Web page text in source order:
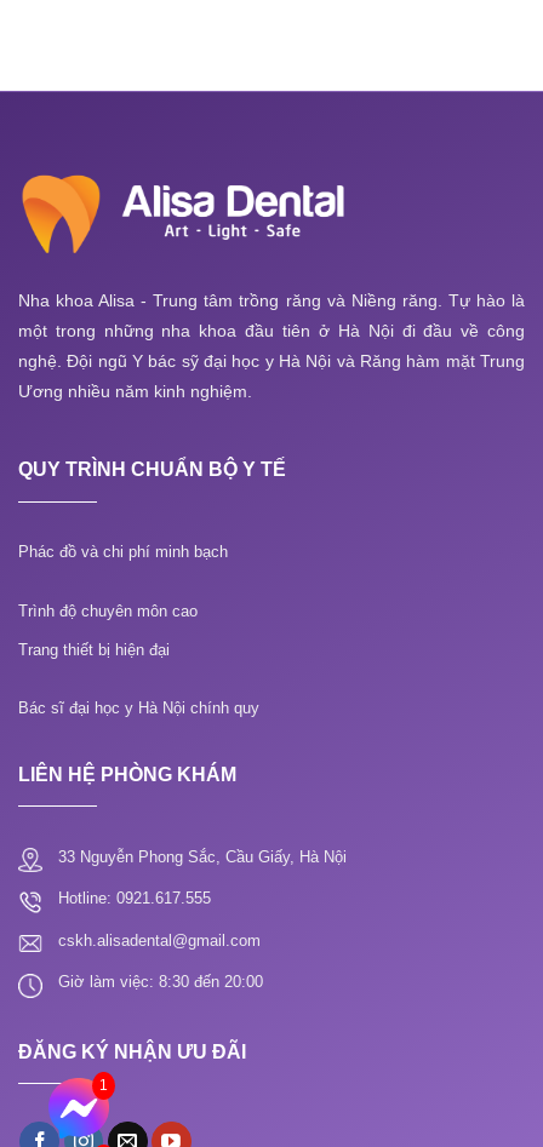
Nha khoa Alisa - Trung tâm trồng răng và Niềng răng. Tự hào là
một trong những nha khoa đầu tiên ở Hà Nội đi đầu về công
nghệ. Đội ngũ Y bác sỹ đại học y Hà Nội và Răng hàm mặt Trung
Ương nhiều năm kinh nghiệm.
QUY TRÌNH CHUẨN BỘ Y TẾ
Phác đồ và chi phí minh bạch
Trình độ chuyên môn cao
Trang thiết bị hiện đại
Bác sĩ đại học y Hà Nội chính quy
LIÊN HỆ PHÒNG KHÁM
33 Nguyễn Phong Sắc, Cầu Giấy, Hà Nội
Hotline: 0921.617.555
cskh.alisadental@gmail.com
Giờ làm việc: 8:30 đến 20:00
ĐĂNG KÝ NHẬN ƯU ĐÃI
1